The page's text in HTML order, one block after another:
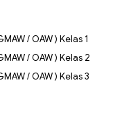
/ OAW ) Kelas 1
/ OAW ) Kelas 2
/ OAW ) Kelas 3